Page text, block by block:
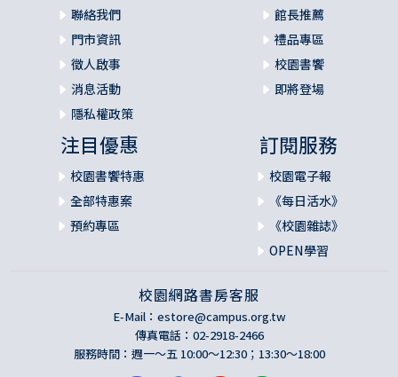
聯絡我們
門市資訊
徵人啟事
消息活動
隱私權政策
館長推薦
禮品專區
校園書饗
即將登場
注目優惠
校園書饗特惠
全部特惠案
預約專區
訂閱服務
校園電子報
《每日活水》
《校園雜誌》
OPEN學習
校園網路書房客服
E-Mail： estore@campus.org.tw
傳真電話：02-2918-2466
服務時間：週一～五 10:00～12:30；13:30～18:00